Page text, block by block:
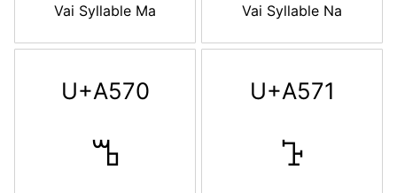
Vai Syllable Ma Vai Syllable Na
U+A570
ꕰ
U+A571
ꕱ